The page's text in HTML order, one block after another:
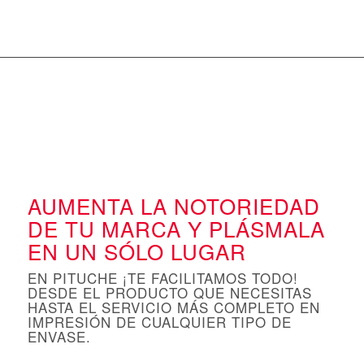
AUMENTA LA NOTORIEDAD
DE TU MARCA Y PLÁSMALA
EN UN SÓLO LUGAR
EN PITUCHE ¡TE FACILITAMOS TODO!
DESDE EL PRODUCTO QUE NECESITAS
HASTA EL SERVICIO MÁS COMPLETO EN
IMPRESIÓN DE CUALQUIER TIPO DE
ENVASE.